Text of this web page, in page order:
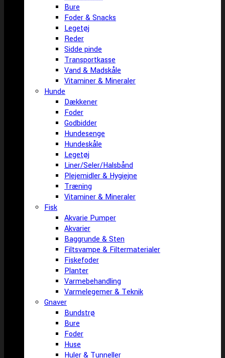
Bure
Foder & Snacks
Legetøj
Reder
Sidde pinde
Transportkasse
Vand & Madskåle
Vitaminer & Mineraler
Hunde
Dækkener
Foder
Godbidder
Hundesenge
Hundeskåle
Legetøj
Liner/Seler/Halsbånd
Plejemidler & Hygiejne
Træning
Vitaminer & Mineraler
Fisk
Akvarie Pumper
Akvarier
Baggrunde & Sten
Filtsvampe & Filtermaterialer
Fiskefoder
Planter
Varmebehandling
Varmelegemer & Teknik
Gnaver
Bundstrø
Bure
Foder
Huse
Huler & Tunneller